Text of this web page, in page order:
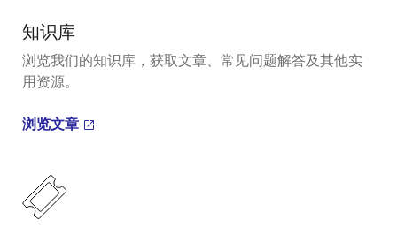
知识库
浏览我们的知识库，获取文章、常见问题解答及其他实
用资源。
浏览文章